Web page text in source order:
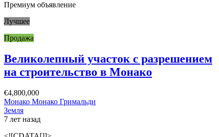
Премиум объявление
Лучшее
Продажа
Великолепный участок с разрешением
на строительство в Монако
€4,800,000
Монако Монако Гримальди
Земля
7 лет назад